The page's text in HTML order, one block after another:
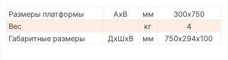
Размеры платформы AxB мм
300х750
Вес
кг
4
Габаритные размеры
ДхШхВ мм 750х294х100